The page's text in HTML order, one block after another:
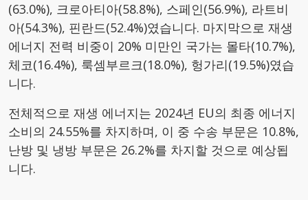
(63.0%), 크로아티아(58.8%), 스페인(56.9%), 라트비
아(54.3%), 핀란드(52.4%)였습니다. 마지막으로 재생
에너지 전력 비중이 20% 미만인 국가는 몰타(10.7%),
체코(16.4%), 룩셈부르크(18.0%), 헝가리(19.5%)였습
니다.
전체적으로 재생 에너지는 2024년 EU의 최종 에너지
소비의 24.55%를 차지하며, 이 중 수송 부문은 10.8%,
난방 및 냉방 부문은 26.2%를 차지할 것으로 예상됩
니다.